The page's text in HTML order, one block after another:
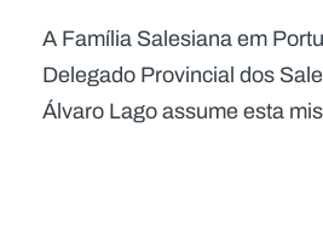
A Família Salesiana em
Delegado Provincial dos
Álvaro Lago assume esta